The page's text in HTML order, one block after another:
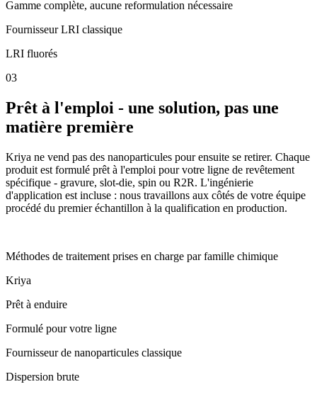
Gamme complète, aucune reformulation nécessaire
Fournisseur LRI classique
LRI fluorés
03
Prêt à l'emploi - une solution, pas une
matière première
Kriya ne vend pas des nanoparticules pour ensuite se retirer. Chaque
produit est formulé prêt à l'emploi pour votre ligne de revêtement
spécifique - gravure, slot-die, spin ou R2R. L'ingénierie
d'application est incluse : nous travaillons aux côtés de votre équipe
procédé du premier échantillon à la qualification en production.
Méthodes de traitement prises en charge par famille chimique
Kriya
Prêt à enduire
Formulé pour votre ligne
Fournisseur de nanoparticules classique
Dispersion brute